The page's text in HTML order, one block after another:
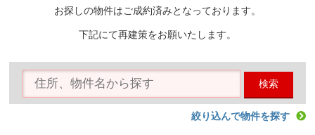
お探しの物件はご成約済みとなっております。
下記にて再建策をお願いたします。
検索
絞り込んで物件を探す